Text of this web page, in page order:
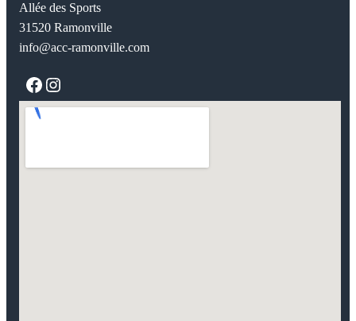
Allée des Sports
31520 Ramonville
info@acc-ramonville.com
Facebook
Instagram